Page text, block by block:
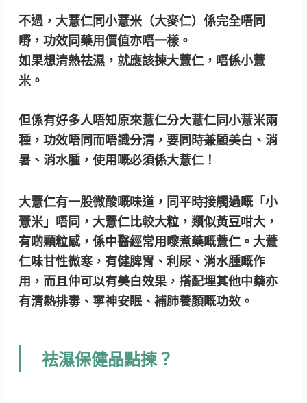
不過，大薏仁同小薏米（大麥仁）係完全唔同
嘢，功效同藥用價值亦唔一樣。
如果想清熱祛濕，就應該揀大薏仁，唔係小薏
米。
但係有好多人唔知原來薏仁分大薏仁同小薏米兩
種，功效唔同而唔識分清，要同時兼顧美白、消
暑、消水腫，使用嘅必須係大薏仁！
大薏仁有一股微酸嘅味道，同平時接觸過嘅「小
薏米」唔同，大薏仁比較大粒，類似黃豆咁大，
有啲顆粒感，係中醫經常用嚟煮藥嘅薏仁。大薏
仁味甘性微寒，有健脾胃、利尿、消水腫嘅作
用，而且仲可以有美白效果，搭配埋其他中藥亦
有清熱排毒、寧神安眠、補肺養顏嘅功效。
祛濕保健品點揀？